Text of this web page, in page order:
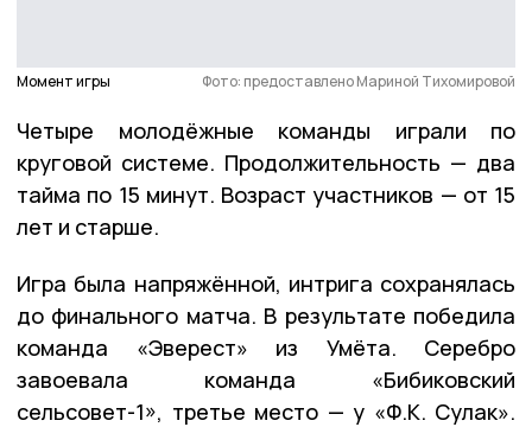
Момент игры Фото: предоставлено Мариной Тихомировой
Четыре молодёжные команды играли по
круговой системе. Продолжительность — два
тайма по 15 минут. Возраст участников — от 15
лет и старше.
Игра была напряжённой, интрига сохранялась
до финального матча. В результате победила
команда «Эверест» из Умёта. Серебро
завоевала команда «Бибиковский
сельсовет-1», третье место — у «Ф.К. Сулак».